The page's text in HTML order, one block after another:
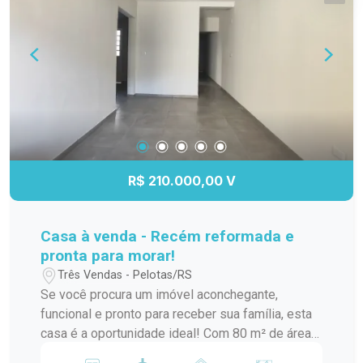
quem deseja investir em um imóvel versátil, com
ótima localização e potencial para moradia e
empreendimento no mesmo endereço.
R$ 210.000,00 V
Casa à venda - Recém reformada e
pronta para morar!
Três Vendas - Pelotas/RS
Se você procura um imóvel aconchegante,
funcional e pronto para receber sua família, esta
casa é a oportunidade ideal! Com 80 m² de área